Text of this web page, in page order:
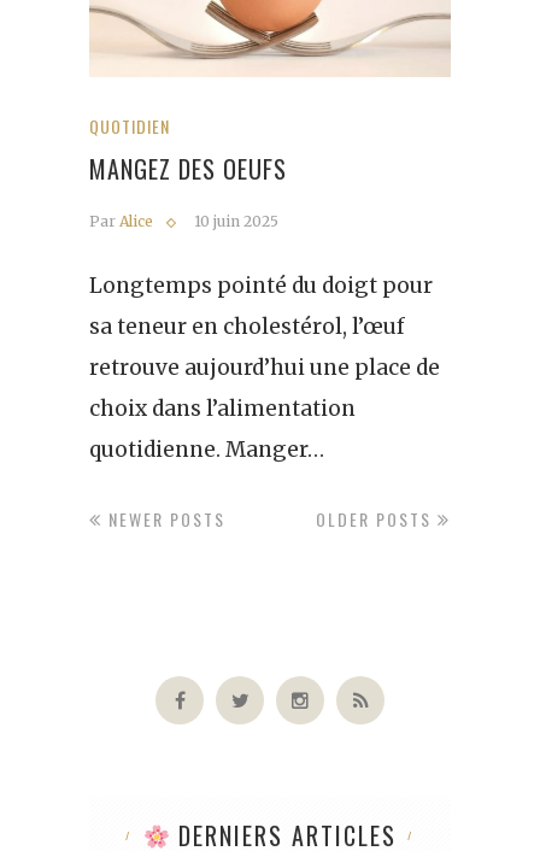
QUOTIDIEN
MANGEZ DES OEUFS
Par Alice 10 juin 2025
Longtemps pointé du doigt pour
sa teneur en cholestérol, l’œuf
retrouve aujourd’hui une place de
choix dans l’alimentation
quotidienne. Manger…
OLDER POSTS
NEWER POSTS
DERNIERS ARTICLES